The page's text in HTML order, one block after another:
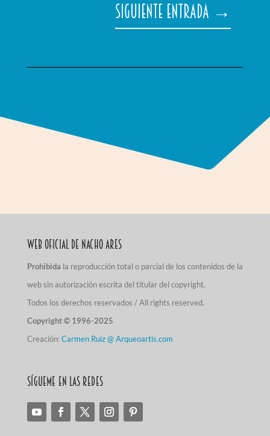
Siguiente entrada →
Web Oficial de Nacho Ares
Prohibida la reproducción total o parcial de los contenidos de la
web sin autorización escrita del titular del copyright.
Todos los derechos reservados / All rights reserved.
Copyright © 1996-2025
Creación:Carmen Ruiz @ Arqueoartis.com
Sígueme en las redes